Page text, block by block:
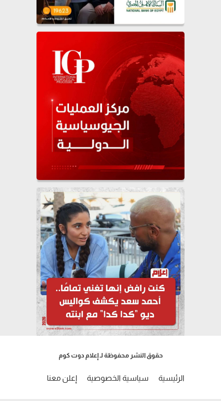
حقوق النشر محفوظة لـ إعلام دوت كوم
الرئيسية سياسية الخصوصية إعلن معنا